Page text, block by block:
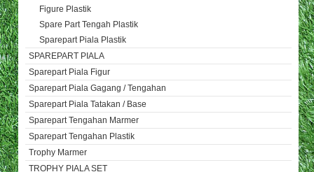
Figure Plastik
Spare Part Tengah Plastik
Sparepart Piala Plastik
SPAREPART PIALA
Sparepart Piala Figur
Sparepart Piala Gagang / Tengahan
Sparepart Piala Tatakan / Base
Sparepart Tengahan Marmer
Sparepart Tengahan Plastik
Trophy Marmer
TROPHY PIALA SET